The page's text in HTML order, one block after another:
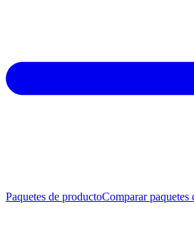
Paquetes de productoComparar paquetes